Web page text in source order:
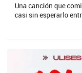
Una canción que
casi sin esperarlo